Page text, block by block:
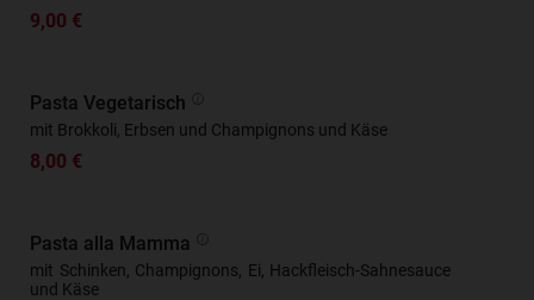
9,00 €
Pasta Vegetarisch
mit Brokkoli, Erbsen und Champignons und Käse
8,00 €
Pasta alla Mamma
mit Schinken, Champignons, Ei, Hackfleisch-Sahnesauce
und Käse